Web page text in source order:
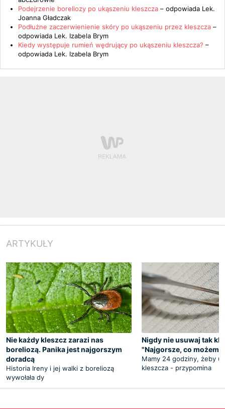
Podejrzenie boreliozy po ukąszeniu kleszcza – odpowiada Lek.
Joanna Gładczak
Podłużne zaczerwienienie skóry po ukąszeniu przez kleszcza –
odpowiada Lek. Izabela Brym
Kiedy występuje rumień wędrujący po ukąszeniu kleszcza? –
odpowiada Lek. Izabela Brym
ARTYKUŁY
Nie każdy kleszcz zarazi nas
boreliozą. Panika jest najgorszym
doradcą
Historia Ireny i jej walki z boreliozą
wywołała dy
Nigdy nie usuwaj tak
"Najgorsze, co
Mamy 24 godziny, żeby
kleszcza - przypomina